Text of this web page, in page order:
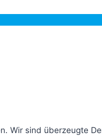
Wir sind überzeugte